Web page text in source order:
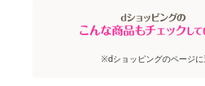
※dショッピングのページに